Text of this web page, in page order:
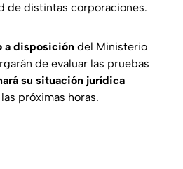
de distintas corporaciones.
a disposición del Ministerio
de evaluar las pruebas
su situación jurídica
próximas horas.